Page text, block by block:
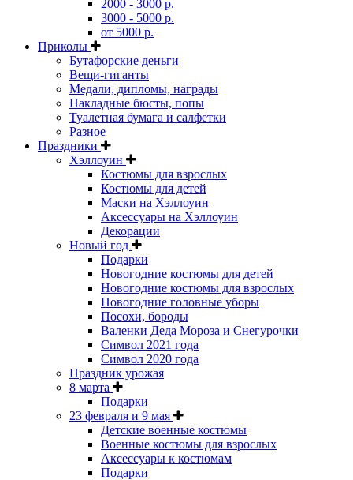
2000 - 3000 р.
3000 - 5000 р.
от 5000 р.
Приколы
Бутафорские деньги
Вещи-гиганты
Медали, дипломы, награды
Накладные бюсты, попы
Туалетная бумага и салфетки
Разное
Праздники
Хэллоуин
Костюмы для взрослых
Костюмы для детей
Маски на Хэллоуин
Аксессуары на Хэллоуин
Декорации
Новый год
Подарки
Новогодние костюмы для детей
Новогодние костюмы для взрослых
Новогодние головные уборы
Посохи, бороды
Валенки Деда Мороза и Снегурочки
Символ 2021 года
Символ 2020 года
Праздник урожая
8 марта
Подарки
23 февраля и 9 мая
Детские военные костюмы
Военные костюмы для взрослых
Аксессуары к костюмам
Подарки